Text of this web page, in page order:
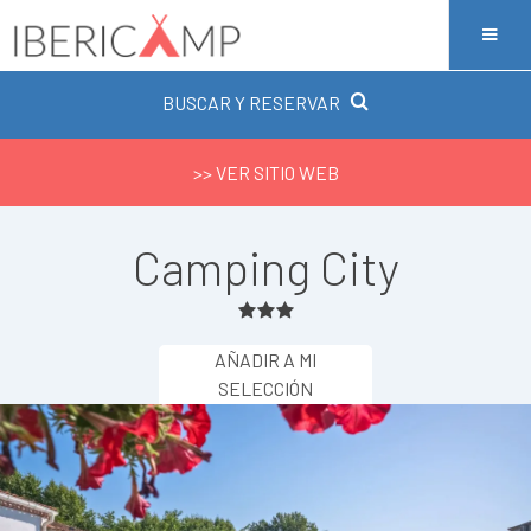
BUSCAR Y RESERVAR
>> VER SITIO WEB
Camping City
AÑADIR A MI
SELECCIÓN